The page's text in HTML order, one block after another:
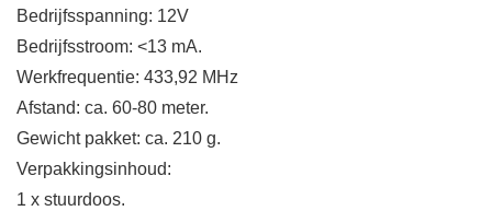
Bedrijfsspanning: 12V
Bedrijfsstroom: <13 mA.
Werkfrequentie: 433,92 MHz
Afstand: ca. 60-80 meter.
Gewicht pakket: ca. 210 g.
Verpakkingsinhoud:
1 x stuurdoos.